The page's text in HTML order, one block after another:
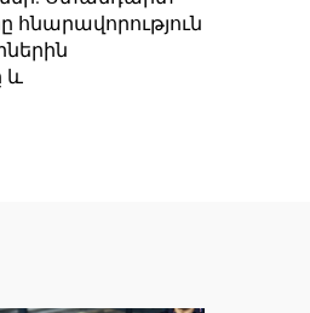
հնարավորություն
և